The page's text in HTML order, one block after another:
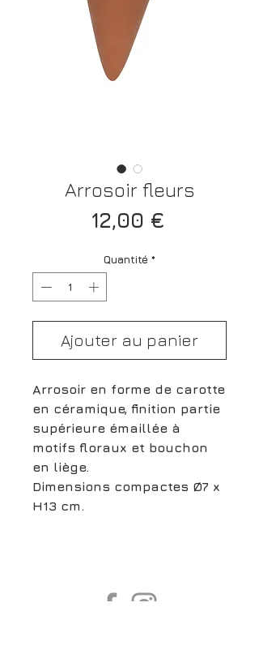
Arrosoir fleurs
12,00 €Prix
Quantité *
Ajouter au panier
Arrosoir en forme de carotte
en céramique, finition partie
supérieure émaillée à
motifs floraux et bouchon
en liège.
Dimensions compactes Ø7 x
H13 cm.